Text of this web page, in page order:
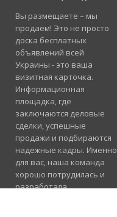
Вы размещаете – мы
продаем! Это не просто
доска бесплатных
объявлений всей
Украины - это ваша
визитная карточка.
Информационная
площадка, где
заключаются деловые
сделки, успешные
продажи и подбираются
надежные кадры. Именно
для вас, наша команда
хорошо потрудилась и
разработала